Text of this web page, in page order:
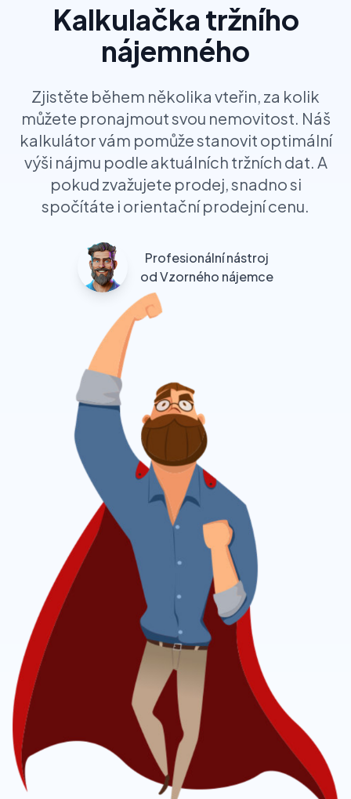
Kalkulačka tržního
nájemného
Zjistěte během několika vteřin, za kolik
můžete pronajmout svou nemovitost. Náš
kalkulátor vám pomůže stanovit optimální
výši nájmu podle aktuálních tržních dat. A
pokud zvažujete prodej, snadno si
spočítáte i orientační prodejní cenu.
Profesionální nástroj
od Vzorného nájemce